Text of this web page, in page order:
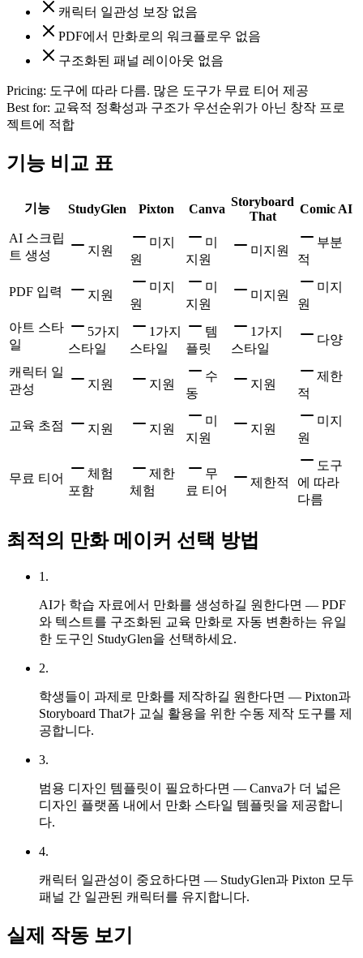
캐릭터 일관성 보장 없음
PDF에서 만화로의 워크플로우 없음
구조화된 패널 레이아웃 없음
Pricing: 도구에 따라 다름. 많은 도구가 무료 티어 제공
Best for: 교육적 정확성과 구조가 우선순위가 아닌 창작 프로
젝트에 적합
기능 비교 표
기능 StudyGlen Pixton Canva
Storyboard
That
Comic AI
AI 스크립
트 생성
지원
미지
원
미
지원
미지원
부분
적
PDF 입력 지원
미지
원
미
지원
미지원
미지
원
아트 스타
일
5가지
스타일
1가지
스타일
템
플릿
1가지
스타일
다양
캐릭터 일
관성
지원 지원
수
동
지원
제한
적
교육 초점 지원 지원
미
지원
지원
미지
원
무료 티어
체험
포함
제한
체험
무
료 티어
제한적
도구
에 따라
다름
최적의 만화 메이커 선택 방법
1 .
AI가 학습 자료에서 만화를 생성하길 원한다면 — PDF
와 텍스트를 구조화된 교육 만화로 자동 변환하는 유일
한 도구인 StudyGlen을 선택하세요.
2.
학생들이 과제로 만화를 제작하길 원한다면 — Pixton과
Storyboard That가 교실 활용을 위한 수동 제작 도구를 제
공합니다.
3.
범용 디자인 템플릿이 필요하다면 — Canva가 더 넓은
디자인 플랫폼 내에서 만화 스타일 템플릿을 제공합니
다.
4.
캐릭터 일관성이 중요하다면 — StudyGlen과 Pixton 모두
패널 간 일관된 캐릭터를 유지합니다.
실제 작동 보기